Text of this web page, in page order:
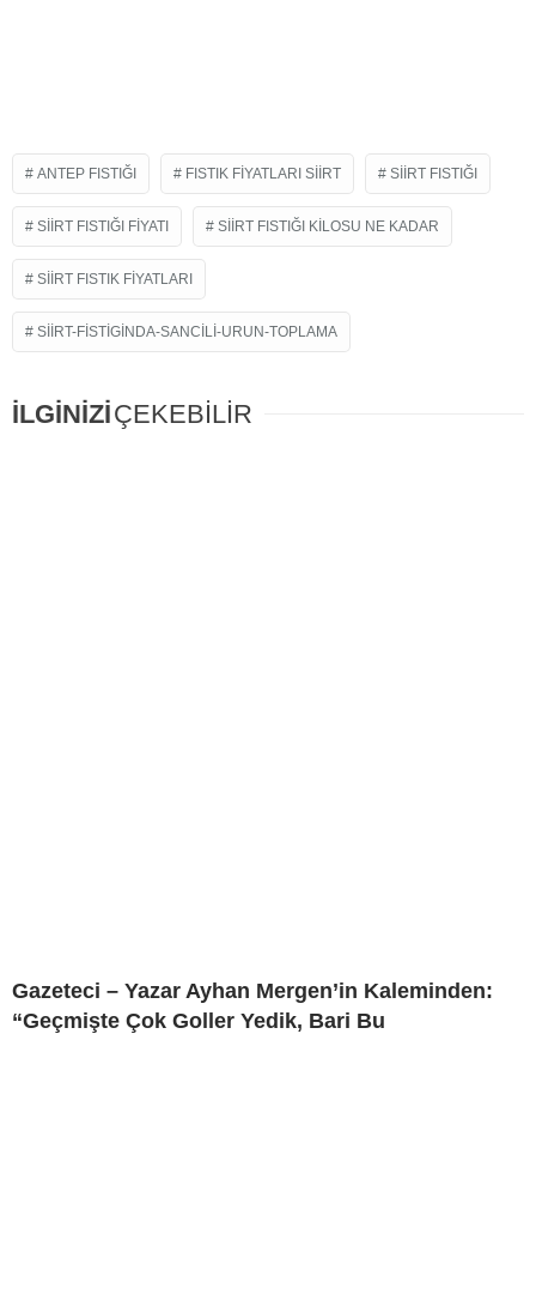
ANTEP FISTIĞI FISTIK FIYATLARI SIIRT SIIRT FISTIĞI
SIIRT FISTIĞI FIYATI SIIRT FISTIĞI KILOSU NE KADAR
SIIRT FISTIK FIYATLARI
SIIRT-FISTIGINDA-SANCILI-URUN-TOPLAMA
İLGİNİZİÇEKEBİLİR
Gazeteci – Yazar Ayhan Mergen’in Kaleminden:
“Geçmişte Çok Goller Yedik, Bari Bu